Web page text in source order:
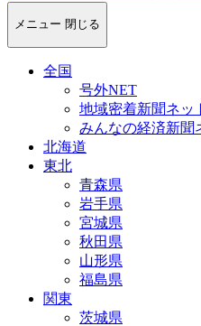
メニュー 閉じる
全国
号外NET
地域密着新聞ネッ
みんなの経済新聞
北海道
東北
青森県
岩手県
宮城県
秋田県
山形県
福島県
関東
茨城県